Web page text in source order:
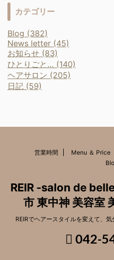
カテゴリー
Blog (382)
News letter (45)
お知らせ (83)
ひとりごと… (140)
ヘアサロン (205)
日記 (59)
営業時間 Menu ＆ Price
REIR -salon de
市 東中神 美容室
REIRでヘアースタイルを変えて、
042-